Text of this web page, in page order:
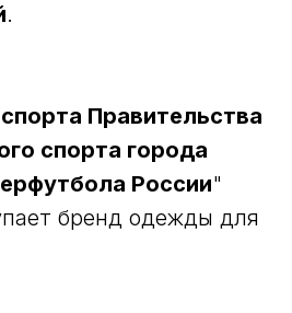
.
Правительства
спорта города
России"
бренд одежды для